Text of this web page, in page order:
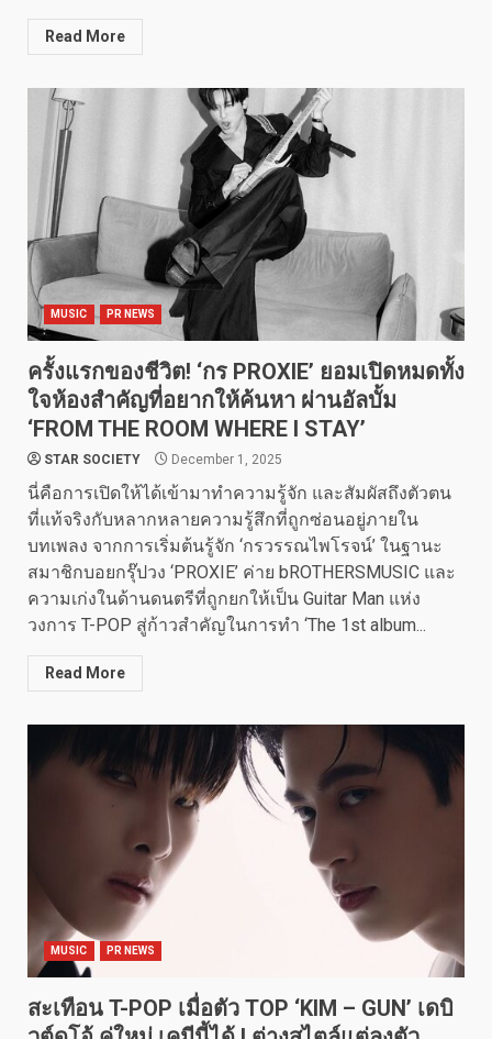
Read More
MUSIC PR NEWS
ครั้งแรกของชีวิต! ‘กร PROXIE’ ยอมเปิดหมดทั้ง
ใจห้องสำคัญที่อยากให้ค้นหา ผ่านอัลบั้ม
‘FROM THE ROOM WHERE I STAY’
STAR SOCIETY December 1, 2025
นี่คือการเปิดให้ได้เข้ามาทำความรู้จัก และสัมผัสถึงตัวตน
ที่แท้จริงกับหลากหลายความรู้สึกที่ถูกซ่อนอยู่ภายใน
บทเพลง จากการเริ่มต้นรู้จัก ‘กรวรรณไพโรจน์’ ในฐานะ
สมาชิกบอยกรุ๊ปวง ‘PROXIE’ ค่าย bROTHERSMUSIC และ
ความเก่งในด้านดนตรีที่ถูกยกให้เป็น Guitar Man แห่ง
วงการ T-POP สู่ก้าวสำคัญในการทำ ‘The 1st album...
Read More
MUSIC PR NEWS
สะเทือน T-POP เมื่อตัว TOP ‘KIM – GUN’ เดบิ